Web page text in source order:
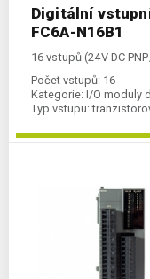
Digitální
FC6A-N16B1
16 vstupů (24V DC
Počet vstupů: 16
Kategorie: I/O moduly
Typ vstupu: